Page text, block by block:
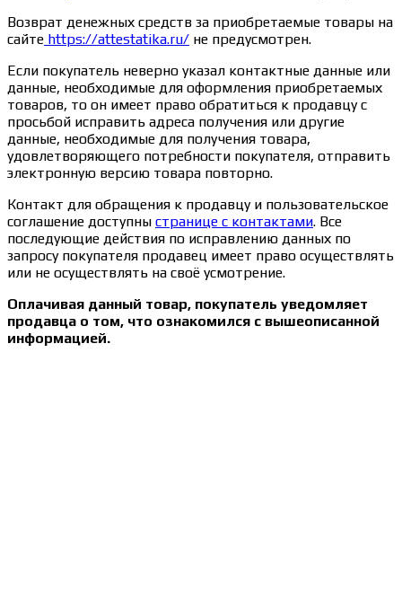
Возврат денежных средств за приобретаемые товары на
сайте https://attestatika.ru/ не предусмотрен.
Если покупатель неверно указал контактные данные или
данные, необходимые для оформления приобретаемых
товаров, то он имеет право обратиться к продавцу с
просьбой исправить адреса получения или другие
данные, необходимые для получения товара,
удовлетворяющего потребности покупателя, отправить
электронную версию товара повторно.
Контакт для обращения к продавцу и пользовательское
соглашение доступны странице с контактами. Все
последующие действия по исправлению данных по
запросу покупателя продавец имеет право осуществлять
или не осуществлять на своё усмотрение.
Оплачивая данный товар, покупатель уведомляет
продавца о том, что ознакомился с вышеописанной
информацией.